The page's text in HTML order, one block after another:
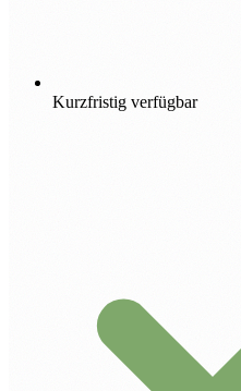
Kurzfristig verfügbar